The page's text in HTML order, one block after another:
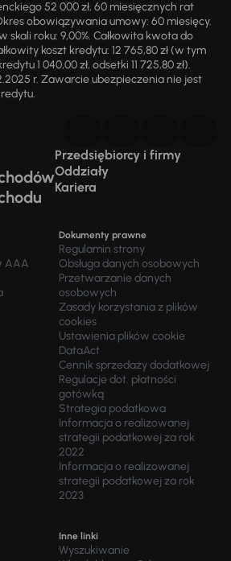
52 000 zł, 60 miesięcznych rat
obowiązywania umowy: 60 miesięcy.
skali roku: 9,00%. Całkowita kwota do
koszt kredytu: 12 765,80 zł (w tym
1 040,00 zł, odsetki 11 725,80 zł).
r. Zawarcie ubezpieczenia nie jest
Przedsiębiorcy i firmy
Oddziały
Kariera
AAA
Dokumenty prawne
Regulamin strony
Obsługa danych osobowych
Przetwarzanie danych
osobowych
Zasady korzystania z plików
cookies
Ustawienia plików cookie
DataAct
Cennik sprzedaży dodatkowej
Regulacje dot. płatności
gotówką
Strategia podatkowa
Informacja o realizowanej
strategii podatkowej za rok
2022
Informacja o realizowanej
strategii podatkowej za rok
2023
Inne linki
Wyszukiwanie